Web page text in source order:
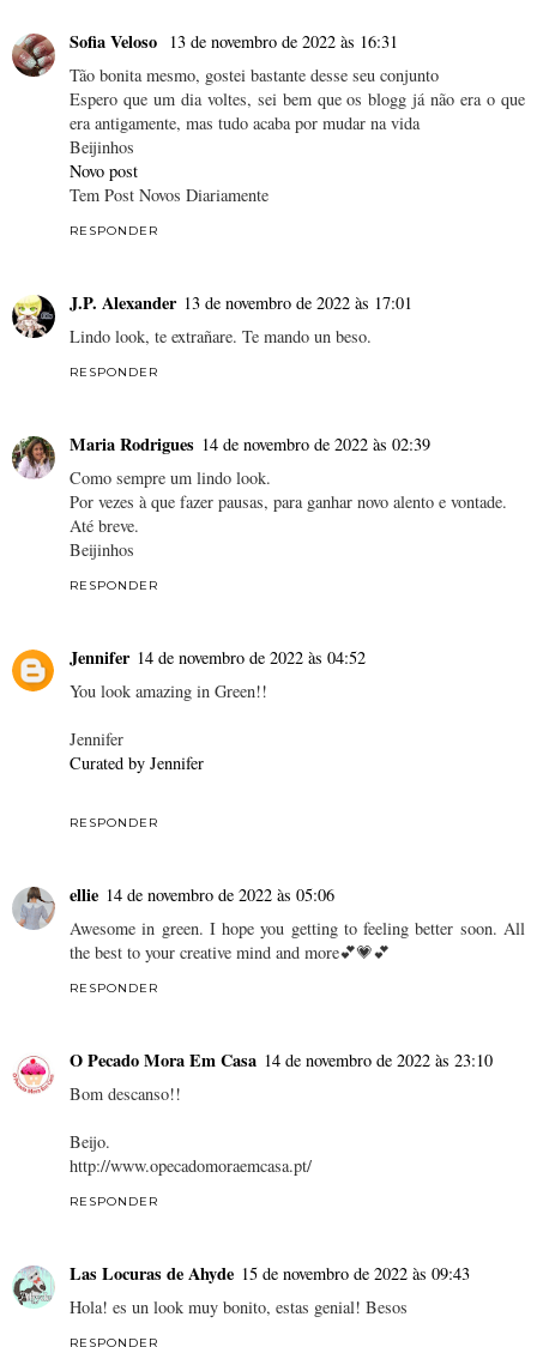
Sofia Veloso
13 de novembro de 2022 às 16:31
Tão bonita mesmo, gostei bastante desse seu conjunto
Espero que um dia voltes, sei bem que os blogg já não era o que
era antigamente, mas tudo acaba por mudar na vida
Beijinhos
Novo post
Tem Post Novos Diariamente
RESPONDER
J.P. Alexander 13 de novembro de 2022 às 17:01
Lindo look, te extrañare. Te mando un beso.
RESPONDER
Maria Rodrigues 14 de novembro de 2022 às 02:39
Como sempre um lindo look.
Por vezes à que fazer pausas, para ganhar novo alento e vontade.
Até breve.
Beijinhos
RESPONDER
Jennifer 14 de novembro de 2022 às 04:52
You look amazing in Green!!
Jennifer
Curated by Jennifer
RESPONDER
ellie 14 de novembro de 2022 às 05:06
Awesome in green. I hope you getting to feeling better soon. All
the best to your creative mind and more💕💗💕
RESPONDER
O Pecado Mora Em Casa 14 de novembro de 2022 às 23:10
Bom descanso!!
Beijo.
http://www.opecadomoraemcasa.pt/
RESPONDER
Las Locuras de Ahyde 15 de novembro de 2022 às 09:43
Hola! es un look muy bonito, estas genial! Besos
RESPONDER